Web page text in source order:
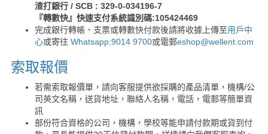
渣打銀行 / SCB : 329-0-034196-7
『轉數快』快速支付系統識別碼:105424469
完成銀行轉帳、支票或轉數快付款後請將收據上傳至用戶中
心或寄往 Whatsapp:9014 9700或電郵eshop@wellent.com
索取報價
若需索取報價單，請向客服提供欲採購的產品清單，機構/公
司英文名稱，送貨地址，聯絡人名稱，電話，電郵等簡單資
訊
部份符合資格的公司，機構，學校等能申請付款期或貨到付